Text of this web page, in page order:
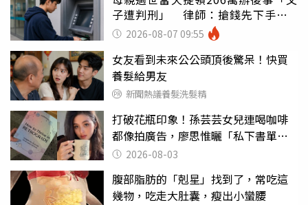
子遭判刑」 律師：搶錢先下手是
罪 2026-08-07 09:55
女友看到未來公公頭頂後驚呆！快買
養髮給男友
新聞熱議養髮洗髮精
打破花瓶印象！孫芸芸女兒連喝咖啡
都像拍廣告，廖思惟曬「私下書單」
品味被讚爆
2026-08-03
腹部脂肪的「剋星」找到了，常吃這
幾物，吃走大肚囊，瘦出小蠻腰